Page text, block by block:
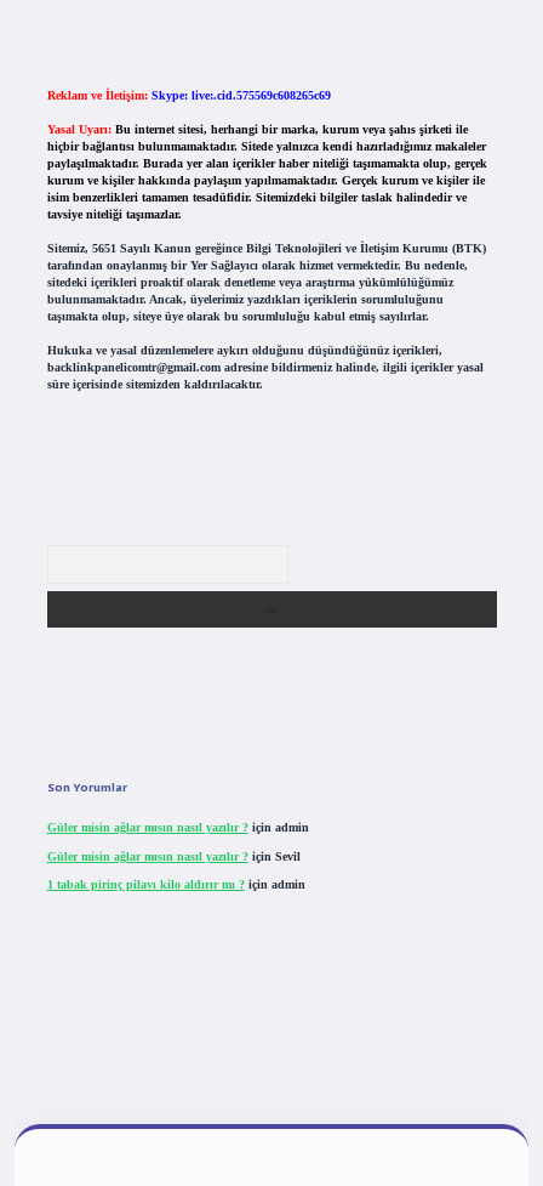
Reklam ve İletişim: Skype: live:.cid.575569c608265c69
Yasal Uyarı: Bu internet sitesi, herhangi bir marka, kurum veya şahıs şirketi ile
hiçbir bağlantısı bulunmamaktadır. Sitede yalnızca kendi hazırladığımız makaleler
paylaşılmaktadır. Burada yer alan içerikler haber niteliği taşımamakta olup, gerçek
kurum ve kişiler hakkında paylaşım yapılmamaktadır. Gerçek kurum ve kişiler ile
isim benzerlikleri tamamen tesadüfidir. Sitemizdeki bilgiler taslak halindedir ve
tavsiye niteliği taşımazlar.
Sitemiz, 5651 Sayılı Kanun gereğince Bilgi Teknolojileri ve İletişim Kurumu (BTK)
tarafından onaylanmış bir Yer Sağlayıcı olarak hizmet vermektedir. Bu nedenle,
sitedeki içerikleri proaktif olarak denetleme veya araştırma yükümlülüğümüz
bulunmamaktadır. Ancak, üyelerimiz yazdıkları içeriklerin sorumluluğunu
taşımakta olup, siteye üye olarak bu sorumluluğu kabul etmiş sayılırlar.
Hukuka ve yasal düzenlemelere aykırı olduğunu düşündüğünüz içerikleri,
backlinkpanelicomtr@gmail.comadresine bildirmeniz halinde, ilgili içerikler yasal
süre içerisinde sitemizden kaldırılacaktır.
Son Yorumlar
Güler misin ağlar mısın nasıl yazılır ?için admin
Güler misin ağlar mısın nasıl yazılır ?için Sevil
1 tabak pirinç pilavı kilo aldırır mı ?için admin